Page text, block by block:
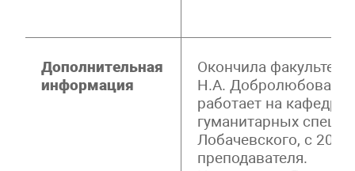
Дополнительная
информация
Окончила
Н.А. Добролюбова. С
работает на кафедре
гуманитарных
Лобачевского, с
преподавателя.